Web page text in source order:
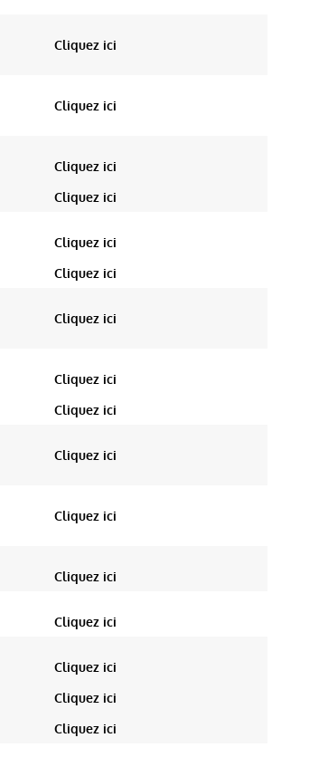
Cliquez ici
Cliquez ici
Cliquez ici
Cliquez ici
Cliquez ici
Cliquez ici
Cliquez ici
Cliquez ici
Cliquez ici
Cliquez ici
Cliquez ici
Cliquez ici
Cliquez ici
Cliquez ici
Cliquez ici
Cliquez ici